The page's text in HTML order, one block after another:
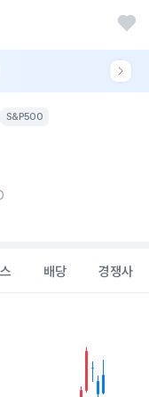
S&P500
배당 경쟁사
ranges from
ranges from 37.42